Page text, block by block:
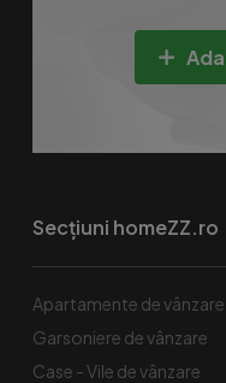
Secțiuni homeZZ.ro
Apartamente de vânzare
Garsoniere de vânzare
Case - Vile de vânzare